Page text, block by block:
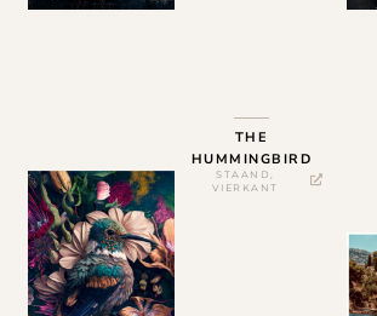
THE
HUMMINGBIRD
STAAND,
VIERKANT